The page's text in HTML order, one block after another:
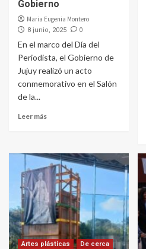
Gobierno
Maria Eugenia Montero
8 junio, 2025 0
En el marco del Día del
Periodista, el Gobierno de
Jujuy realizó un acto
conmemorativo en el Salón
de la...
Leer más
Artes plásticas
De cerca